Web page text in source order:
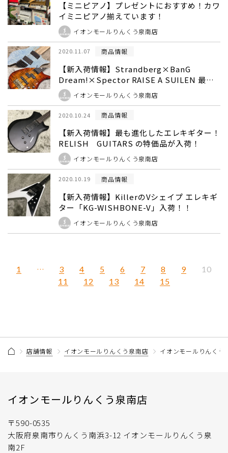
【ミニピアノ】プレゼントにおすすめ！カワ
イミニピアノ揃えています！
イオンモールりんくう泉南店
2020.11.07 商品情報
【新入荷情報】Strandberg×BanG
Dream!×Spector RAISE A SUILEN 最新
モデルの多弦ギター＆ベース入荷！
イオンモールりんくう泉南店
2020.10.24 商品情報
【新入荷情報】最も進化したエレキギター！
RELISH GUITARS の特価品が入荷！
イオンモールりんくう泉南店
2020.10.19 商品情報
【新入荷情報】KillerのVシェイプ エレキギ
ター「KG-WISHBONE-V」入荷！！
イオンモールりんくう泉南店
1 … 3 4 5 6 7 8 9
10
11
12 13 14 15
店舗情報 イオンモールりんくう泉南店 イオンモールりんくう
イオンモールりんくう泉南店
〒590-0535
大阪府泉南市りんくう南浜3-12 イオンモールりんくう泉
南2F